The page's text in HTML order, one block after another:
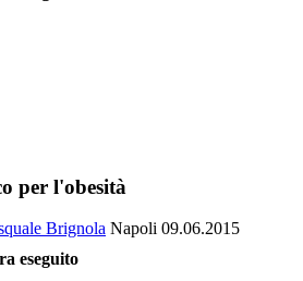
per l'obesità
Brignola Napoli 09.06.2015
eseguito